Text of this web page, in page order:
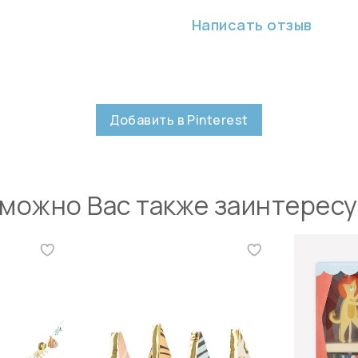
Написать отзыв
Добавить в Pinterest
Вас также